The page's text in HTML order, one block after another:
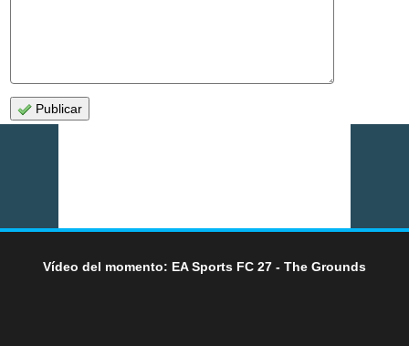
Publicar
Vídeo del momento: EA Sports FC 27 - The Grounds